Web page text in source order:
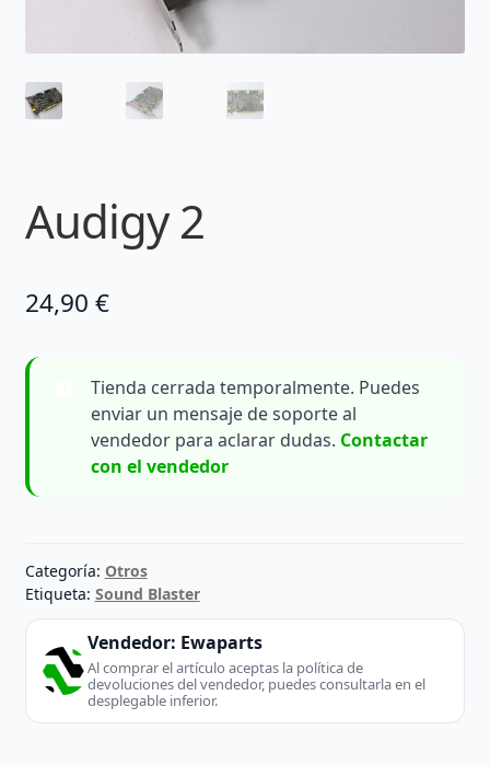
Audigy 2
24,90 €
Tienda cerrada temporalmente. Puedes
enviar un mensaje de soporte al
vendedor para aclarar dudas. Contactar
con el vendedor
Categoría: Otros
Etiqueta: Sound Blaster
Vendedor: Ewaparts
Al comprar el artículo aceptas la política de
devoluciones del vendedor, puedes consultarla en el
desplegable inferior.